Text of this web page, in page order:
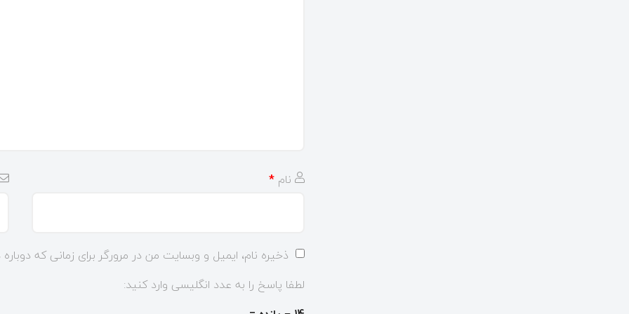
نام *
ذخیره نام، ایمیل و وبسایت من در مرورگر برای زمانی که
لطفا پاسخ را به عدد انگلیسی وارد کنید: